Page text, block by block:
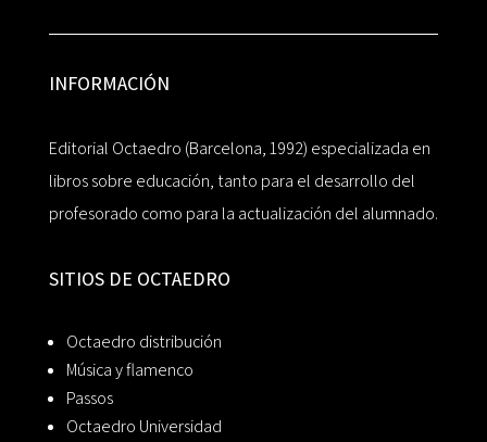
INFORMACIÓN
Editorial Octaedro (Barcelona, 1992) especializada en
libros sobre educación, tanto para el desarrollo del
profesorado como para la actualización del alumnado.
SITIOS DE OCTAEDRO
Octaedro distribución
Música y flamenco
Passos
Octaedro Universidad